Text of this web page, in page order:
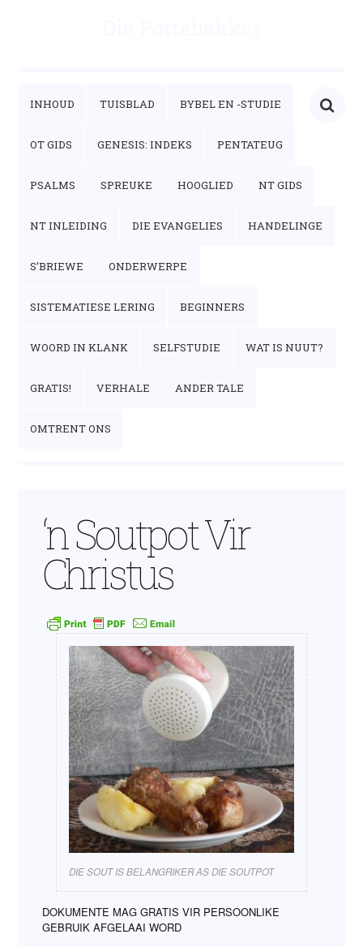
INHOUD TUISBLAD BYBEL EN -STUDIE
OT GIDS GENESIS: INDEKS PENTATEUG
PSALMS SPREUKE HOOGLIED NT GIDS
NT INLEIDING DIE EVANGELIES HANDELINGE
S’BRIEWE ONDERWERPE
SISTEMATIESE LERING BEGINNERS
WOORD IN KLANK SELFSTUDIE WAT IS NUUT?
GRATIS! VERHALE ANDER TALE
OMTRENT ONS
‘n Soutpot Vir
Christus
DIE SOUT IS BELANGRIKER AS DIE SOUTPOT
DOKUMENTE MAG GRATIS VIR PERSOONLIKE
GEBRUIK AFGELAAI WORD